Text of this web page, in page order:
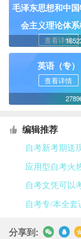
毛泽东思想和中
会主义理论体
查看详情
英语（专）
查看详情
编辑推荐
自考新考期送
应用型自考火
自考文凭可以
自考专/本全
分享到: